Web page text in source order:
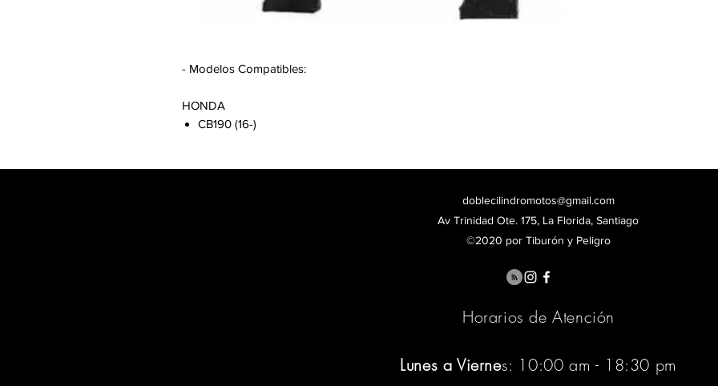
- Modelos Compatibles:
HONDA
CB190 (16-)
doblecilindromotos@gmail.com
Av Trinidad Ote. 175, La Florida, Santiago
©2020 por Tiburón y Peligro
Horarios de Atención
Lunes a Viernes: 10:00 am - 18:30 pm